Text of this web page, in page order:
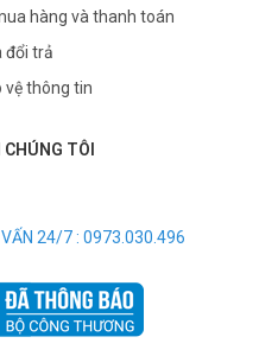
hàng và thanh toán
đổi trả
vệ thông tin
TÔI
VẤN 24/7 : 0973.030.496